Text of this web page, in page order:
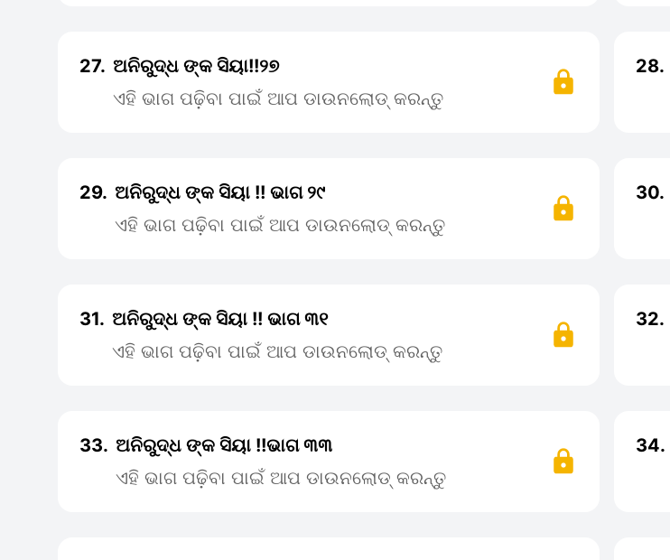
27. ଅନିରୁଦ୍ଧ ଙ୍କ ସିୟା!!୨୭
ଏହି ଭାଗ ପଢ଼ିବା ପାଇଁ ଆପ ଡାଉନଲୋଡ୍ କରନ୍ତୁ
28.
29. ଅନିରୁଦ୍ଧ ଙ୍କ ସିୟା !! ଭାଗ ୨୯
ଏହି ଭାଗ ପଢ଼ିବା ପାଇଁ ଆପ ଡାଉନଲୋଡ୍ କରନ୍ତୁ
30.
31. ଅନିରୁଦ୍ଧ ଙ୍କ ସିୟା !! ଭାଗ ୩୧
ଏହି ଭାଗ ପଢ଼ିବା ପାଇଁ ଆପ ଡାଉନଲୋଡ୍ କରନ୍ତୁ
32.
33. ଅନିରୁଦ୍ଧ ଙ୍କ ସିୟା !!ଭାଗ ୩୩
ଏହି ଭାଗ ପଢ଼ିବା ପାଇଁ ଆପ ଡାଉନଲୋଡ୍ କରନ୍ତୁ
34.